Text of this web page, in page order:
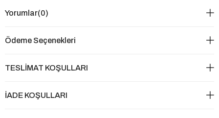
Yorumlar(0)
Ödeme Seçenekleri
TESLİMAT KOŞULLARI
İADE KOŞULLARI